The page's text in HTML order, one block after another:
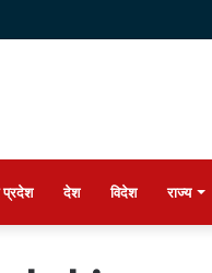
प्रदेश देश विदेश राज्य